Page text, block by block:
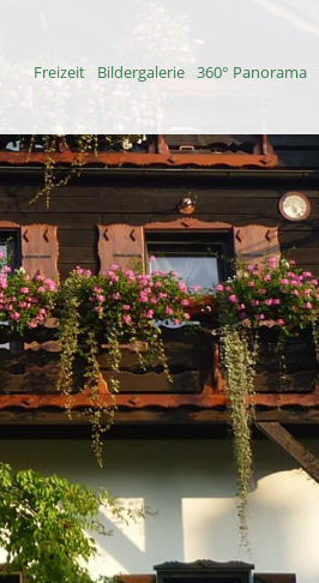
Freizeit Bildergalerie 360° Panorama